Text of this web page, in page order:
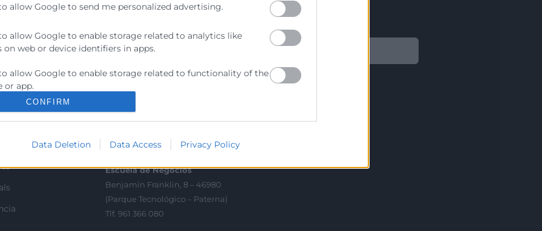
allow Google to send me personalized advertising.
allow Google to enable storage related to analytics like
on web or device identifiers in apps.
allow Google to enable storage related to functionality of the
or app.
allow Google to enable storage related to personalization.
to allow Google to enable storage related to security, including
functionality and fraud prevention, and other user
CONFIRM
Data Deletion Data Access Privacy Policy
Contacto
València
Escuela de Negocios
Benjamín Franklin, 8 – 46980
(Parque Tecnológico – Paterna)
Tlf. 961 366 080
Aviso legal